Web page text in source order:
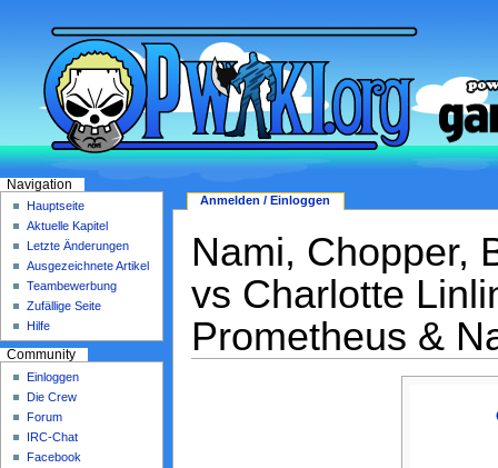
Nami, Chopper,
vs Charlotte
Prometheus &
Anmelden / Einloggen
Navigation
Hauptseite
Aktuelle Kapitel
Letzte Änderungen
Ausgezeichnete Artikel
Teambewerbung
Zufällige Seite
Hilfe
Community
Einloggen
Die Crew
Forum
IRC-Chat
Facebook